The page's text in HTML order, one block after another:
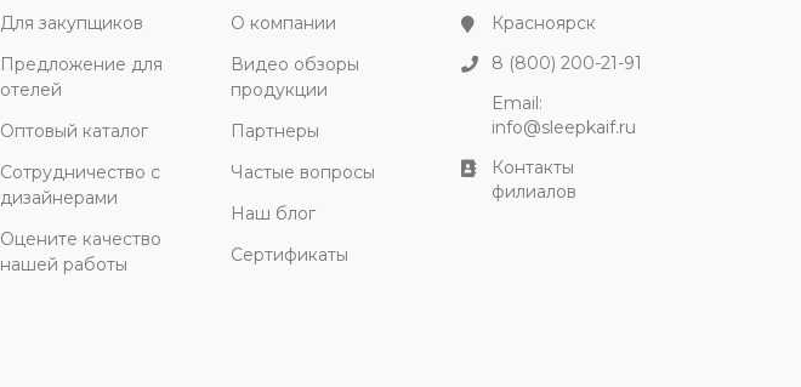
Для закупщиков
Предложение для
отелей
Оптовый каталог
Сотрудничество с
дизайнерами
Оцените качество
нашей работы
О компании
Видео обзоры
продукции
Партнеры
Частые вопросы
Наш блог
Сертификаты
Красноярск
8 (800) 200-21-91
Email:
info@sleepkaif.ru
Контакты
филиалов